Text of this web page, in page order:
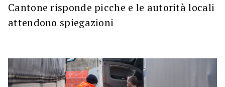
Cantone risponde picche e le autorità locali
attendono spiegazioni